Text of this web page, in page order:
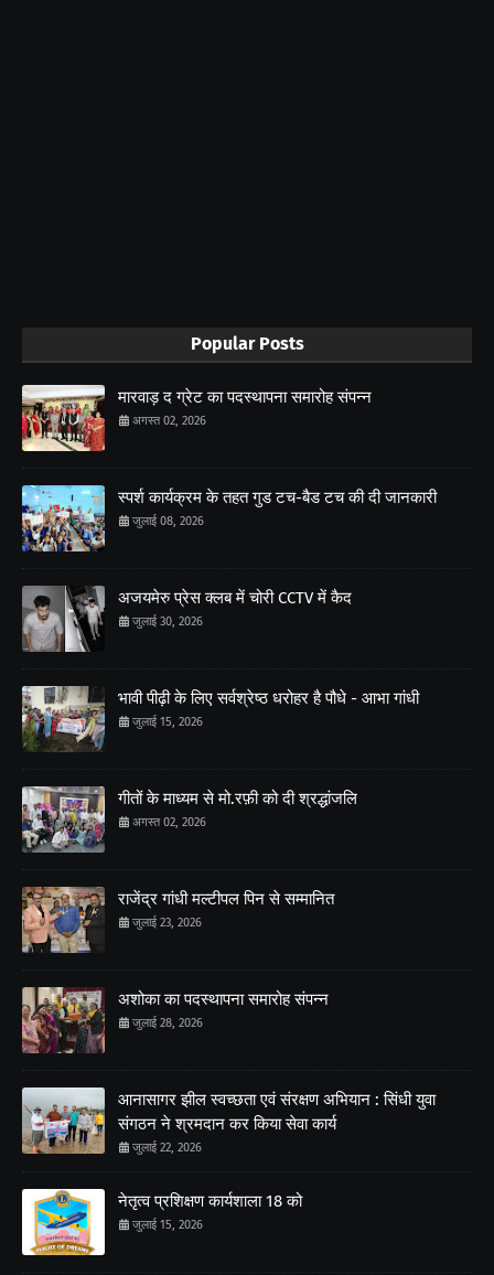
Popular Posts
मारवाड़ द ग्रेट का पदस्थापना समारोह संपन्न
अगस्त 02, 2026
स्पर्श कार्यक्रम के तहत गुड टच-बैड टच की दी जानकारी
जुलाई 08, 2026
अजयमेरु प्रेस क्लब में चोरी CCTV में कैद
जुलाई 30, 2026
भावी पीढ़ी के लिए सर्वश्रेष्ठ धरोहर है पौधे - आभा गांधी
जुलाई 15, 2026
गीतों के माध्यम से मो.रफ़ी को दी श्रद्धांजलि
अगस्त 02, 2026
राजेंद्र गांधी मल्टीपल पिन से सम्मानित
जुलाई 23, 2026
अशोका का पदस्थापना समारोह संपन्न
जुलाई 28, 2026
आनासागर झील स्वच्छता एवं संरक्षण अभियान : सिंधी युवा
संगठन ने श्रमदान कर किया सेवा कार्य
जुलाई 22, 2026
नेतृत्व प्रशिक्षण कार्यशाला 18 को
जुलाई 15, 2026